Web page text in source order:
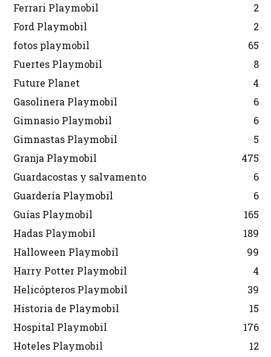
Ferrari Playmobil
2
Ford Playmobil
2
fotos playmobil
65
Fuertes Playmobil
8
Future Planet
4
Gasolinera Playmobil
6
Gimnasio Playmobil
6
Gimnastas Playmobil
5
Granja Playmobil
475
Guardacostas y salvamento
6
Guardería Playmobil
6
Guías Playmobil
165
Hadas Playmobil
189
Halloween Playmobil
99
Harry Potter Playmobil
4
Helicópteros Playmobil
39
Historia de Playmobil
15
Hospital Playmobil
176
Hoteles Playmobil
12